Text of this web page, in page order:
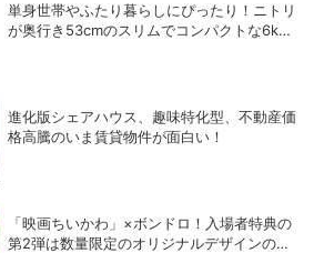
単身世帯やふたり暮らしにぴったり！ニトリ
が奥行き53cmのスリムでコンパクトな6kg
進化版シェアハウス、趣味特化型、不動産価
格高騰のいま賃貸物件が面白い！
「映画ちいかわ」×ボンドロ！入場者特典の
第2弾は数量限定のオリジナルデザインのボ